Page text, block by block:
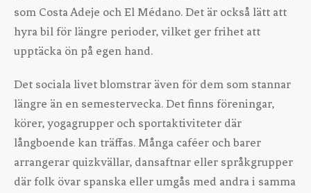
som Costa Adeje och El Médano. Det är också lätt att
hyra bil för längre perioder, vilket ger frihet att
upptäcka ön på egen hand.
Det sociala livet blomstrar även för dem som stannar
längre än en semestervecka. Det finns föreningar,
körer, yogagrupper och sportaktiviteter där
långboende kan träffas. Många caféer och barer
arrangerar quizkvällar, dansaftnar eller språkgrupper
där folk övar spanska eller umgås med andra i samma